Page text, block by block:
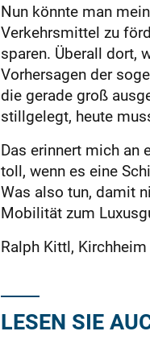
Nun könnte man
Verkehrsmittel zu
sparen. Überall dort,
Vorhersagen der
die gerade groß
stillgelegt, heute
Das erinnert mich an
toll, wenn es eine
Was also tun, damit
Mobilität zum
Ralph Kittl, Kirchheim
LESEN SIE